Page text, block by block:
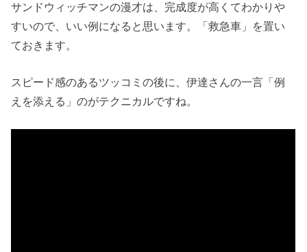
サンドウィッチマンの漫才は、完成度が高くてわかりや
すいので、いい例になると思います。「救急車」を置い
ておきます。
スピード感のあるツッコミの後に、伊達さんの一言「例
えを添える」のがテクニカルですね。